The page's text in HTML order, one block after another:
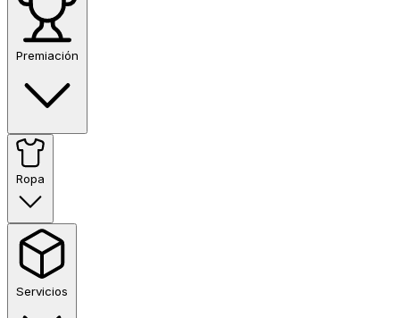
Premiación
Ropa
Servicios